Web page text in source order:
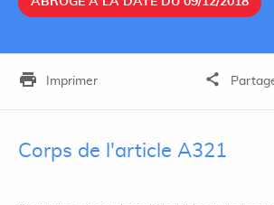
Imprimer
Corps de l'article A321